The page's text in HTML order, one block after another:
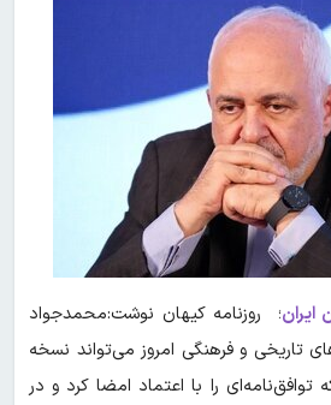
؛ روزنامه کیهان نوشت:محمدجواد
تاریخی و فرهنگی امروز می‌تواند نسخه
توافق‌نامه‌ای را با اعتماد امضا کرد و در